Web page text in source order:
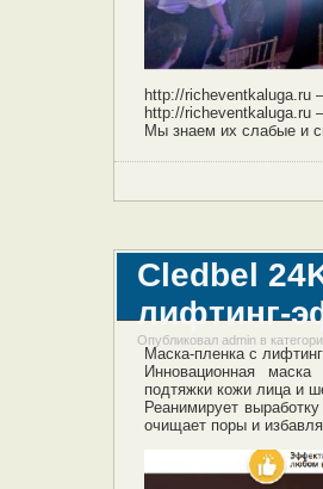
http://richeventkaluga.ru
http://
Мы знаем их слабые и
Cledbel
лифтинг-
Опубликовал admin в
Маска-пленка с
Инновационная
подтяжки кожи лица и
Реанимирует
очищает поры и